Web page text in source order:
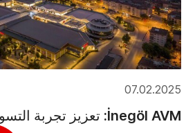
07.02.2025
İnegöl AVM: تعزيز تجربة التسوق مع TRASSIR